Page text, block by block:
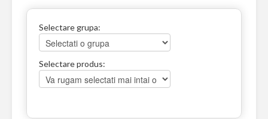
Selectare grupa:
Selectare produs: